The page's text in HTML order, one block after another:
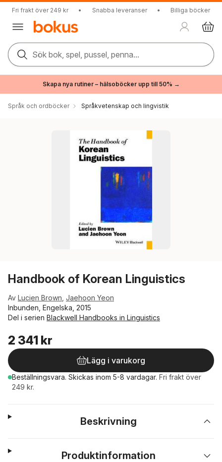
Fri frakt över 249 kr • Snabba leveranser • Billiga böcker
Sök bok, spel, pussel, penna...
Skapa nya rutiner – hälsoböcker upp till 50% →
Språk och ordböcker Språkvetenskap och lingvistik
Handbook of Korean Linguistics
Av Lucien Brown Jaehoon Yeon
Inbunden, Engelska, 2015
Del i serien Blackwell Handbooks in Linguistics
2 341 kr
Lägg i varukorg
Beställningsvara. Skickas inom 5-8 vardagar. Fri frakt över
249 kr.
Beskrivning
Produktinformation